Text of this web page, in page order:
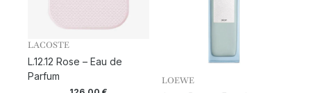
LACOSTE
L.12.12 Rose – Eau de
Parfum
LOEWE